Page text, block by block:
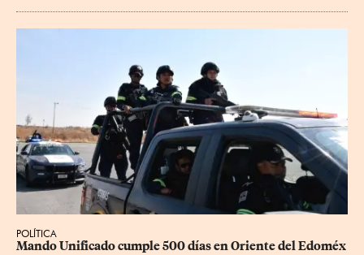
POLÍTICA
Mando Unificado cumple 500 días en Oriente del Edoméx